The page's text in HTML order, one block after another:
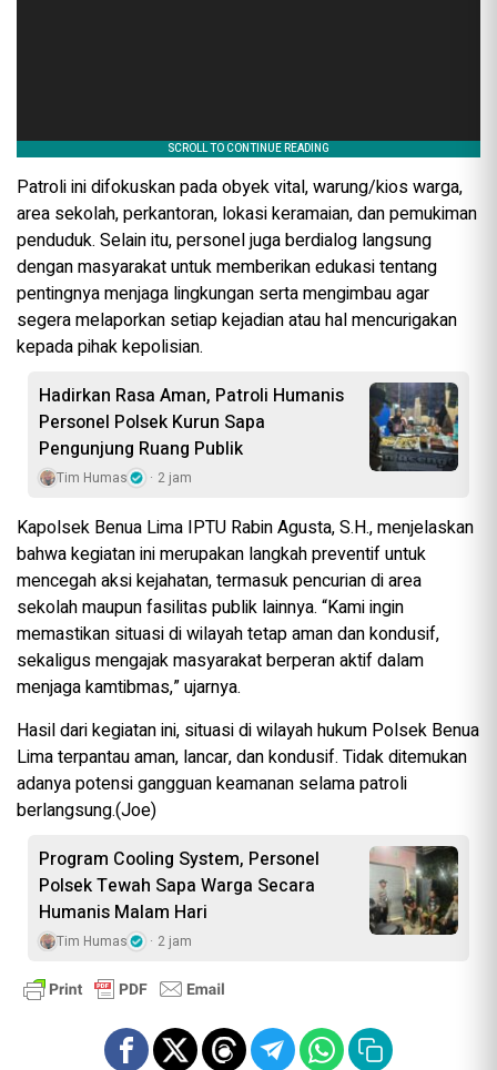
Patroli ini difokuskan pada obyek vital, warung/kios warga,
area sekolah, perkantoran, lokasi keramaian, dan pemukiman
penduduk. Selain itu, personel juga berdialog langsung
dengan masyarakat untuk memberikan edukasi tentang
pentingnya menjaga lingkungan serta mengimbau agar
segera melaporkan setiap kejadian atau hal mencurigakan
kepada pihak kepolisian.
Hadirkan Rasa Aman, Patroli Humanis
Personel Polsek Kurun Sapa
Pengunjung Ruang Publik
Tim Humas 2 jam
Kapolsek Benua Lima IPTU Rabin Agusta, S.H., menjelaskan
bahwa kegiatan ini merupakan langkah preventif untuk
mencegah aksi kejahatan, termasuk pencurian di area
sekolah maupun fasilitas publik lainnya. “Kami ingin
memastikan situasi di wilayah tetap aman dan kondusif,
sekaligus mengajak masyarakat berperan aktif dalam
menjaga kamtibmas,” ujarnya.
Hasil dari kegiatan ini, situasi di wilayah hukum Polsek Benua
Lima terpantau aman, lancar, dan kondusif. Tidak ditemukan
adanya potensi gangguan keamanan selama patroli
berlangsung.(Joe)
Program Cooling System, Personel
Polsek Tewah Sapa Warga Secara
Humanis Malam Hari
Tim Humas 2 jam